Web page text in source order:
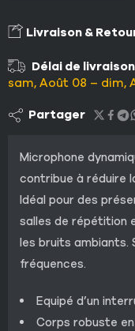
Livraison &
Délai de
sam, Août 08 – dim,
Partager
Microphone
contribue à réduire
Idéal pour des
salles de répétition
les bruits ambiants.
fréquences.
Equipé d’un
Corps robuste